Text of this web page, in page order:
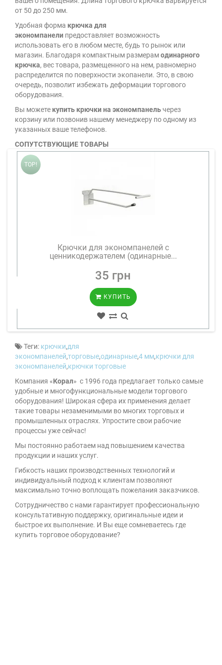
от 50 до 250 мм.
Удобная форма крючка для
экономпанели предоставляет возможность
использовать его в любом месте, будь то рынок или
магазин. Благодаря компактным размерамодинарного
крючка, вес товара, размещенного на нем, равномерно
распределится по поверхности экопанели. Это, в свою
очередь, позволит избежать деформации торгового
оборудования.
Вы можете купить крючки на экономпанельчерез
корзину или позвонив нашему менеджеру по одному из
указанных ваше телефонов.
СОПУТСТВУЮЩИЕ ТОВАРЫ
TOP!
Крючки для экономпанелей с
ценникодержателем (одинарные...
35 грн
КУПИТЬ
Теги: крючки,для
экономпанелей,торговые,одинарные,4 мм,крючки для
экономпанелей,крючки торговые
Компания «Корал» с 1996 года предлагает только самые
удобные и многофункциональные модели торгового
оборудования! Широкая сфера их применения делает
такие товары незаменимыми во многих торговых и
промышленных отраслях. Упростите свои рабочие
процессы уже сейчас!
Мы постоянно работаем над повышением качества
продукции и наших услуг.
Гибкость наших производственных технологий и
индивидуальный подход к клиентам позволяют
максимально точно воплощать пожелания заказчиков.
Сотрудничество с нами гарантирует профессиональную
консультативную поддержку, оригинальные идеи и
быстрое их выполнение. И Вы еще сомневаетесь где
купить торговое оборудование?